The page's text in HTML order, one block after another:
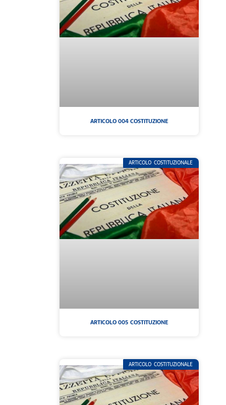
ARTICOLO 004 COSTITUZIONE
ARTICOLO COSTITUZIONALE
ARTICOLO 005 COSTITUZIONE
ARTICOLO COSTITUZIONALE